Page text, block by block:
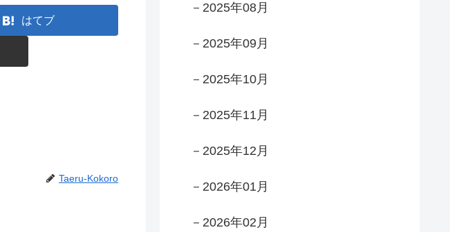
はてブ
Taeru-Kokoro
－2025年08月
－2025年09月
－2025年10月
－2025年11月
－2025年12月
－2026年01月
－2026年02月